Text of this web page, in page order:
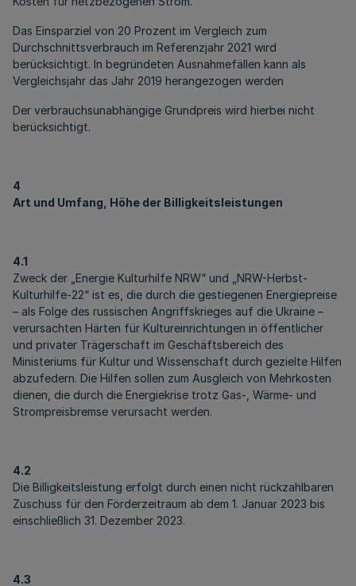
Das Einsparziel von 20 Prozent im Vergleich zum
Durchschnittsverbrauch im Referenzjahr 2021 wird
berücksichtigt. In begründeten Ausnahmefällen kann als
Vergleichsjahr das Jahr 2019 herangezogen werden
Der verbrauchsunabhängige Grundpreis wird hierbei nicht
berücksichtigt.
4
Art und Umfang, Höhe der Billigkeitsleistungen
4.1
Zweck der „Energie Kulturhilfe NRW“ und „NRW-Herbst-
Kulturhilfe-22“ ist es, die durch die gestiegenen Energiepreise
– als Folge des russischen Angriffskrieges auf die Ukraine –
verursachten Härten für Kultureinrichtungen in öffentlicher
und privater Trägerschaft im Geschäftsbereich des
Ministeriums für Kultur und Wissenschaft durch gezielte Hilfen
abzufedern. Die Hilfen sollen zum Ausgleich von Mehrkosten
dienen, die durch die Energiekrise trotz Gas-, Wärme- und
Strompreisbremse verursacht werden.
4.2
Die Billigkeitsleistung erfolgt durch einen nicht rückzahlbaren
Zuschuss für den Förderzeitraum ab dem 1. Januar 2023 bis
einschließlich 31. Dezember 2023.
4.3